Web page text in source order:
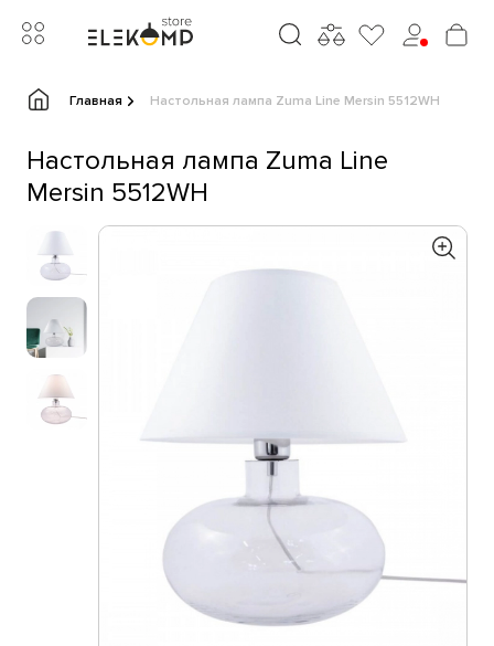
Главная Настольная лампа Zuma Line Mersin 5512WH
Настольная лампа Zuma Line
Mersin 5512WH